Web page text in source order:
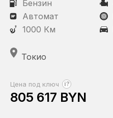
Бензин
Автомат
1000 Км
Токио
Цена под ключ ?
805 617 BYN